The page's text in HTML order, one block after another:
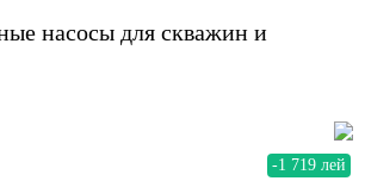
насосы для скважин и
-1 719 лей